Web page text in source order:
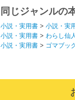
同じジャンルの
小説・実用書 > 小説・実
小説・実用書 > わらし仙
小説・実用書 > ゴマブッ